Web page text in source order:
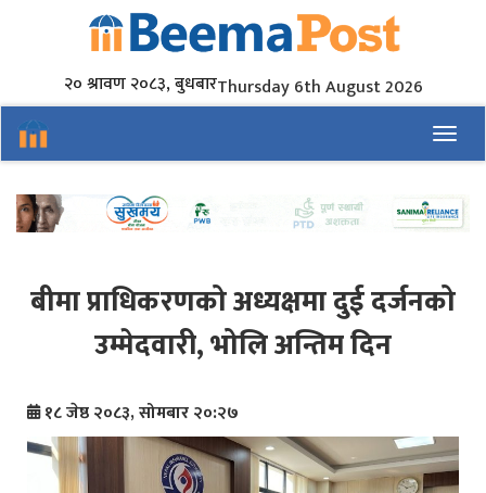
२० श्रावण २०८३, बुधबारThursday 6th August 2026
बीमा प्राधिकरणको अध्यक्षमा दुई दर्जनको
उम्मेदवारी, भोलि अन्तिम दिन
१८ जेष्ठ २०८३, सोमबार २०:२७